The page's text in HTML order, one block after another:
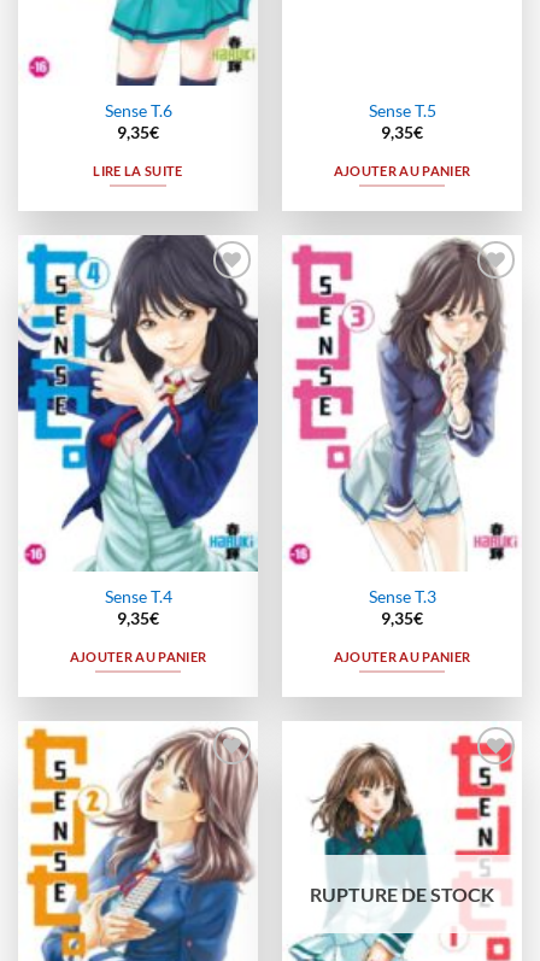
Sense T.6
9,35€
LIRE LA SUITE
Sense T.5
9,35€
AJOUTER AU PANIER
Ajouter
à la
wishlist
Sense T.4
9,35€
AJOUTER AU PANIER
Ajouter
à la
wishlist
Sense T.3
9,35€
AJOUTER AU PANIER
Ajouter
à la
wishlist
Ajouter
à la
wishlist
RUPTURE DE STOCK